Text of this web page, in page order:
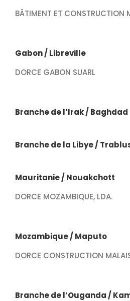
BÂTIMENT ET CONSTRUCTION
Gabon / Libreville
DORCE GABON SUARL
Branche de l’Irak / Baghdad
Branche de la Libye /
Mauritanie / Nouakchott
DORCE MOZAMBIQUE, LDA.
Mozambique / Maputo
DORCE CONSTRUCTION
Branche de l’Ouganda /